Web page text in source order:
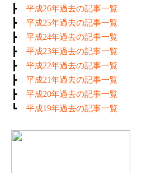
┣ 平成26年過去の記事一覧
┣ 平成25年過去の記事一覧
┣ 平成24年過去の記事一覧
┣ 平成23年過去の記事一覧
┣ 平成22年過去の記事一覧
┣ 平成21年過去の記事一覧
┣ 平成20年過去の記事一覧
┗ 平成19年過去の記事一覧